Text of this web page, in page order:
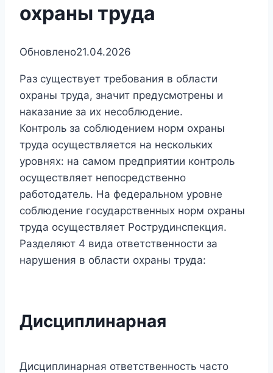
охраны труда
Обновлено21.04.2026
Раз существует требования в области
охраны труда, значит предусмотрены и
наказание за их несоблюдение.
Контроль за соблюдением норм охраны
труда осуществляется на нескольких
уровнях: на самом предприятии контроль
осуществляет непосредственно
работодатель. На федеральном уровне
соблюдение государственных норм охраны
труда осуществляет Рострудинспекция.
Разделяют 4 вида ответственности за
нарушения в области охраны труда:
Дисциплинарная
Дисциплинарная ответственность часто